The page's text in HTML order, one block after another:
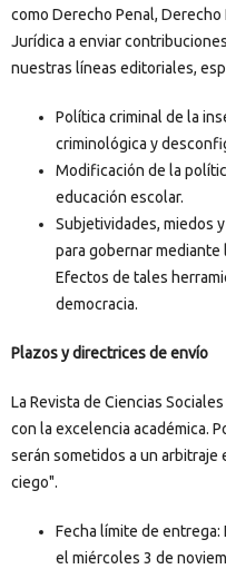
como Derecho Penal,
Jurídica a enviar
nuestras líneas editoriales,
Política criminal de la
criminológica y
Modificación de la
educación escolar.
Subjetividades, miedos
para gobernar
Efectos de tales
democracia.
Plazos y directrices de envío
La Revista de Ciencias
con la excelencia académica.
serán sometidos a un arbitraje
ciego".
Fecha límite de
el miércoles 3 de